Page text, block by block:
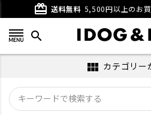
card_giftcard 送料無料 5,500円以上のお
search
view_module カテゴリー